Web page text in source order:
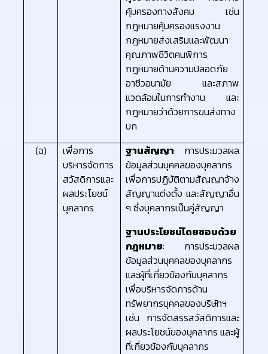
คุ้มครองทางสังคม เช่น
กฎหมายคุ้มครองแรงงาน
กฎหมายส่งเสริมและพัฒนา
คุณภาพชีวิตคนพิการ
กฎหมายด้านความปลอดภัย
อาชีวอนามัย และสภาพ
แวดล้อมในการทำงาน และ
กฎหมายว่าด้วยการขนส่งทาง
บก
(ฉ)
เพื่อการ
บริหารจัดการ
สวัสดิการและ
ผลประโยชน์
บุคลากร
ฐานสัญญา: การประมวลผล
ข้อมูลส่วนบุคคลของบุคลากร
เพื่อการปฏิบัติตามสัญญาจ้าง
สัญญาแต่งตั้ง และสัญญาอื่น
ๆ ซึ่งบุคลากรเป็นคู่สัญญา
ฐานประโยชน์โดยชอบด้วย
กฎหมาย: การประมวลผล
ข้อมูลส่วนบุคคลของบุคลากร
และผู้ที่เกี่ยวข้องกับบุคลากร
เพื่อบริหารจัดการด้าน
ทรัพยากรบุคคลของบริษัทฯ
เช่น การจัดสรรสวัสดิการและ
ผลประโยชน์ของบุคลากร และผู้
ที่เกี่ยวข้องกับบุคลากร